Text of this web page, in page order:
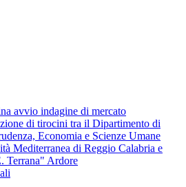
avvio indagine di mercato
di tirocini tra il Dipartimento di
Economia e Scienze Umane
Mediterranea di Reggio Calabria e
Terrana" Ardore